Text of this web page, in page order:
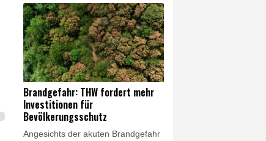
Die entsprechende Einigung
zwischen der Justiz und den drei
Konzernen wurde am Mittwoch von
der Staatsanwaltschaft von New
York verkündet. Diese hatte Cal-
Maine Foods, Versova und
Hickman's Egg Ranch vorgeworfen,
über Jahre hinweg illegale
Absprachen zur Beeinflussung der
Eierpreise getätigt zu haben.
Brandgefahr: THW fordert mehr
Investitionen für
Bevölkerungsschutz
Angesichts der akuten Brandgefahr